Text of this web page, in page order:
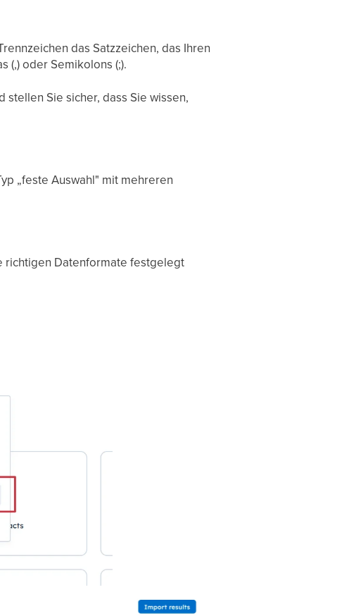
das Satzzeichen, das Ihren
(,) oder Semikolons (;).
Sie sicher, dass Sie wissen,
„feste Auswahl" mit mehreren
richtigen Datenformate festgelegt